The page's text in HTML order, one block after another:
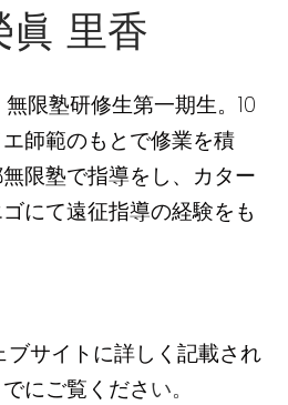
眞 里香
限塾研修生第一期生。10
師範のもとで修業を積
限塾で指導をし、カター
にて遠征指導の経験をも
サイトに詳しく記載され
にご覧ください。